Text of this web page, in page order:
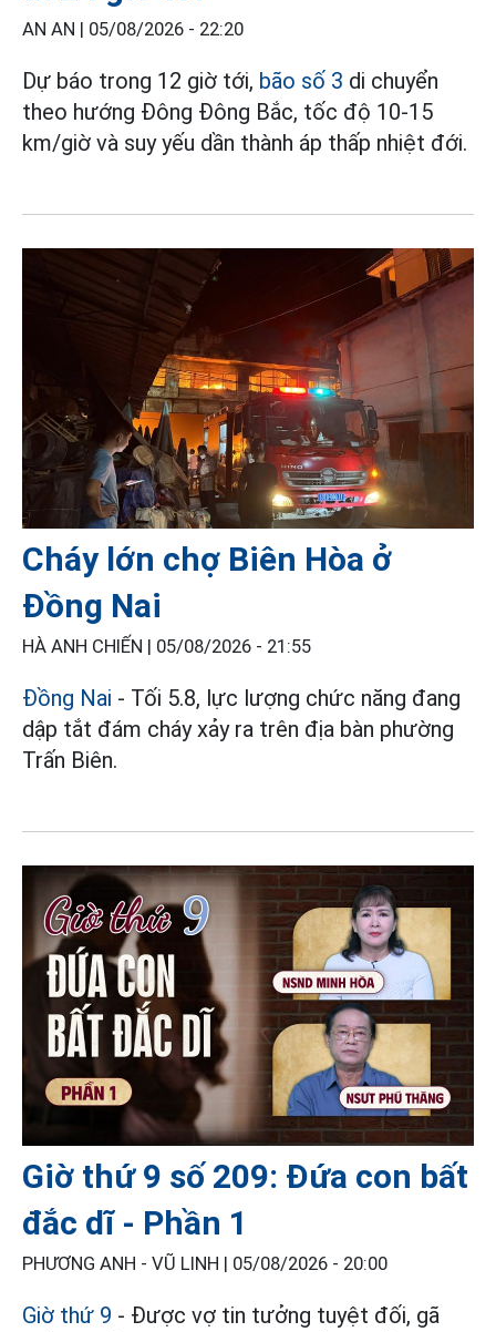
AN AN | 05/08/2026 - 22:20
Dự báo trong 12 giờ tới, bão số 3 di chuyển
theo hướng Đông Đông Bắc, tốc độ 10-15
km/giờ và suy yếu dần thành áp thấp nhiệt đới.
Cháy lớn chợ Biên Hòa ở
Đồng Nai
HÀ ANH CHIẾN | 05/08/2026 - 21:55
Đồng Nai - Tối 5.8, lực lượng chức năng đang
dập tắt đám cháy xảy ra trên địa bàn phường
Trấn Biên.
Giờ thứ 9 số 209: Đứa con bất
đắc dĩ - Phần 1
PHƯƠNG ANH - VŨ LINH | 05/08/2026 - 20:00
Giờ thứ 9 - Được vợ tin tưởng tuyệt đối, gã